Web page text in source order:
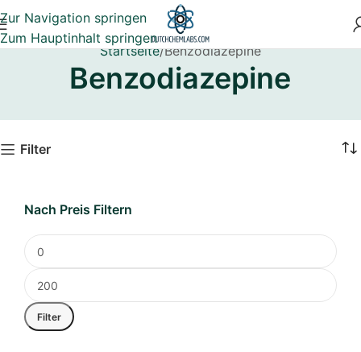
Zur Navigation springen
Zum Hauptinhalt springen
Startseite Benzodiazepine
Benzodiazepine
Filter
Nach Preis Filtern
Filter